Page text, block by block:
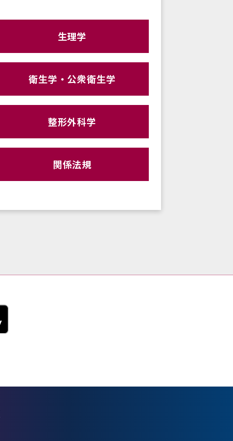
生理学
衛生学・公衆衛生学
整形外科学
関係法規